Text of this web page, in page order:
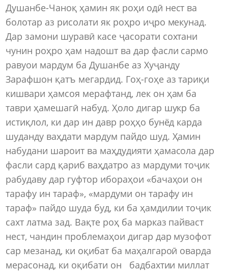
Душанбе-Чаноқ ҳамин як роҳи одӣ нест ва
болотар аз рисолати як роҳро иҷро мекунад.
Дар замони шуравӣ касе ҷасорати сохтани
чунин роҳро ҳам надошт ва дар фасли сармо
равуои мардум ба Душанбе аз Хуҷанду
Зарафшон қатъ мегардид. Гоҳ-гоҳе аз тариқи
кишвари ҳамсоя мерафтанд, лек он ҳам ба
таври ҳамешагӣ набуд. Ҳоло дигар шукр ба
истиқлол, ки дар ин давр роҳҳо бунёд карда
шуданду ваҳдати мардум пайдо шуд. Ҳамин
набудани шароит ва маҳдудияти ҳамасола дар
фасли сард қариб ваҳдат­ро аз мардуми тоҷик
рабудаву дар гуфтор ибораҳои «бачаҳои он
тарафу ин тараф», «мардуми он тарафу ин
тараф» пайдо шуда буд, ки ба ҳамдилии тоҷик
сахт латма зад. Вақте роҳ ба марказ пайваст
нест, чандин проблемаҳои дигар дар музофот
сар мезанад, ки оқибат ба маҳалгароӣ оварда
мерасонад, ки оқибати он бадбахтии миллат